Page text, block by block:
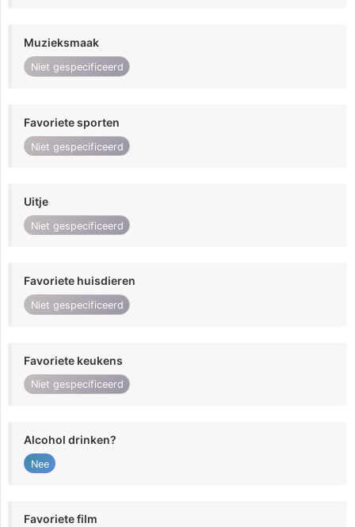
Muzieksmaak
Niet gespecificeerd
Favoriete sporten
Niet gespecificeerd
Uitje
Niet gespecificeerd
Favoriete huisdieren
Niet gespecificeerd
Favoriete keukens
Niet gespecificeerd
Alcohol drinken?
Nee
Favoriete film